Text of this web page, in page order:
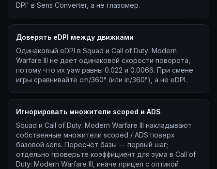
DPI' в Sens Converter, а не глазомер.
Доверять eDPI между движками
Одинаковый eDPI в Squad и Call of Duty: Modern
Warfare III не даёт одинаковой скорости поворота,
потому что их yaw равны 0.022 и 0.0066. При смене
игры сравнивайте cm/360° (или in/360°), а не eDPI.
Игнорировать множители scoped и ADS
Squad и Call of Duty: Modern Warfare III накладывают
собственные множители scoped / ADS поверх
базовой sens. Пересчёт базы — первый шаг;
отдельно проверьте коэффициент для зума в Call of
Duty: Modern Warfare III, иначе прицел с оптикой